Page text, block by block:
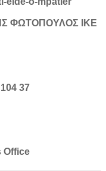
ΦΩΤΟΠΟΥΛΟΣ ΙΚΕ
37
Office